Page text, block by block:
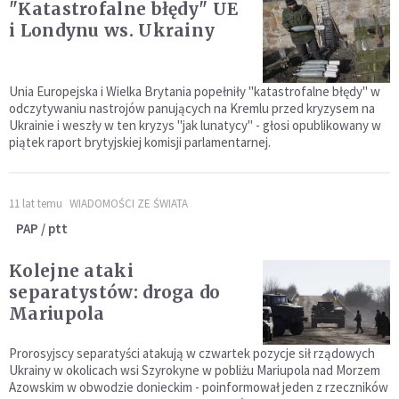
"Katastrofalne błędy" UE
i Londynu ws. Ukrainy
Unia Europejska i Wielka Brytania popełniły "katastrofalne błędy" w
odczytywaniu nastrojów panujących na Kremlu przed kryzysem na
Ukrainie i weszły w ten kryzys "jak lunatycy" - głosi opublikowany w
piątek raport brytyjskiej komisji parlamentarnej.
11 lat temu WIADOMOŚCI ZE ŚWIATA
PAP / ptt
Kolejne ataki
separatystów: droga do
Mariupola
Prorosyjscy separatyści atakują w czwartek pozycje sił rządowych
Ukrainy w okolicach wsi Szyrokyne w pobliżu Mariupola nad Morzem
Azowskim w obwodzie donieckim - poinformował jeden z rzeczników